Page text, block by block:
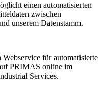
einen automatisierten
zwischen
unserem Datenstamm.
für automatisierte
PRIMAS online im
Services.